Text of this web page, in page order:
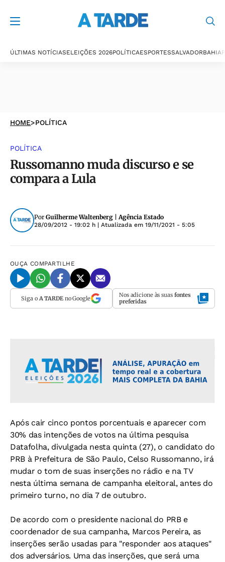
ÚLTIMAS NOTÍCIASELEIÇÕES 2026POLÍTICAESPORTESSALVADORBAHIA
HOME>POLÍTICA
POLÍTICA
Russomanno muda discurso e se
compara a Lula
Por Guilherme Waltenberg | Agência Estado
28/09/2012 - 19:02 h | Atualizada em 19/11/2021 - 5:05
OUÇA COMPARTILHE
Siga o A TARDEno Google Nos adicione às suas fontes
preferidas
Após cair cinco pontos porcentuais e aparecer com
30% das intenções de votos na última pesquisa
Datafolha, divulgada nesta quinta (27), o candidato do
PRB à Prefeitura de São Paulo, Celso Russomanno, irá
mudar o tom de suas inserções no rádio e na TV
nesta última semana de campanha eleitoral, antes do
primeiro turno, no dia 7 de outubro.
De acordo com o presidente nacional do PRB e
coordenador de sua campanha, Marcos Pereira, as
inserções serão usadas para "responder aos ataques"
dos adversários. Uma das inserções, que será uma